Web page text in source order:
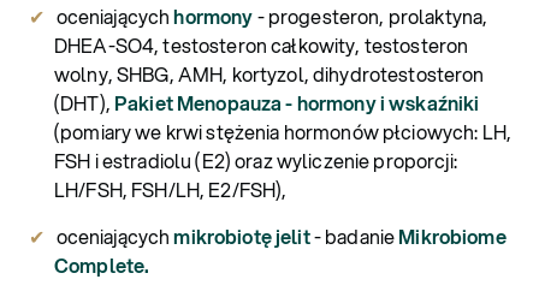
oceniającychhormony- progesteron, prolaktyna,
DHEA-SO4, testosteron całkowity, testosteron
wolny, SHBG, AMH, kortyzol, dihydrotestosteron
(DHT), Pakiet Menopauza - hormony i wskaźniki
(pomiary we krwi stężenia hormonów płciowych: LH,
FSH i estradiolu (E2) oraz wyliczenie proporcji:
LH/FSH, FSH/LH, E2/FSH),
oceniającychmikrobiotę jelit- badanieMikrobiome
Complete.